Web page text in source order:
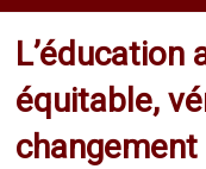
L’éducation
équitable,
changement